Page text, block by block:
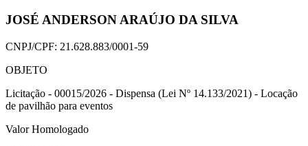
JOSÉ ANDERSON ARAÚJO DA SILVA
CNPJ/CPF: 21.628.883/0001-59
OBJETO
Licitação - 00015/2026 - Dispensa (Lei Nº 14.133/2021) - Locação
de pavilhão para eventos
Valor Homologado